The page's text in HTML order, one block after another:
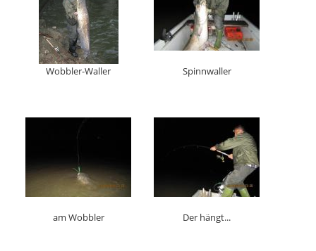
Wobbler-Waller Spinnwaller
am Wobbler Der hängt...